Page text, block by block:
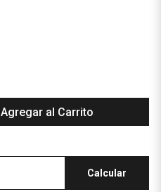
Agregar al Carrito
Calcular